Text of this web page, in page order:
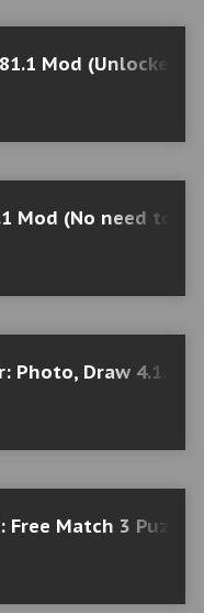
Mod (Unlocked)
Mod (No need to
Photo, Draw 4.1.11
Free Match 3 Puzzle